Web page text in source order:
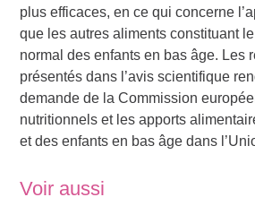
plus efficaces, en ce qui concerne
que les autres aliments constituant
normal des enfants en bas âge. Les
présentés dans l’avis scientifique
demande de la Commission
nutritionnels et les apports
et des enfants en bas âge dans
Voir aussi